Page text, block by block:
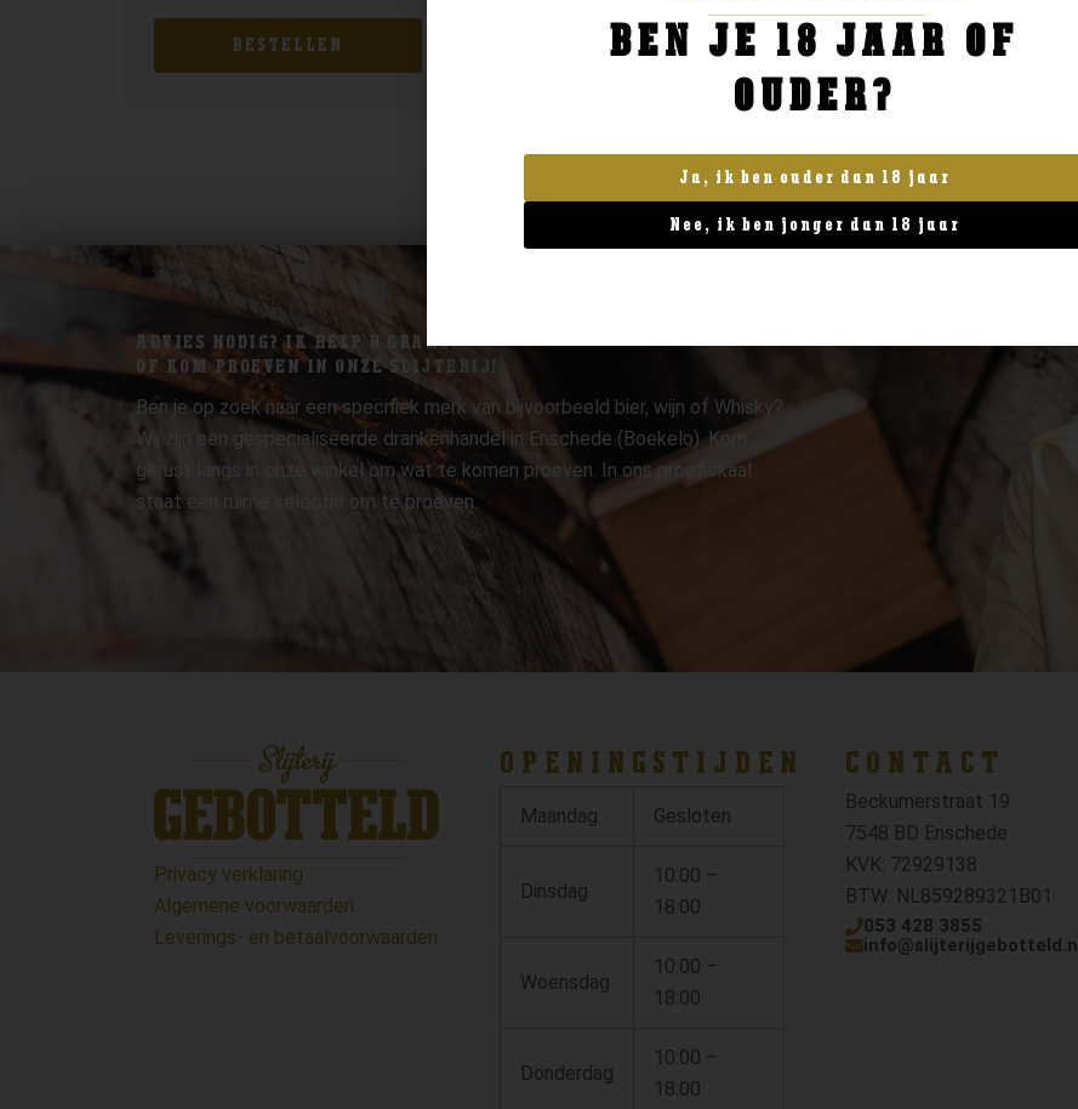
BESTELLEN BESTELLEN BESTELLEN
ADVIES NODIG? IK HELP U GRAAG.
OF KOM PROEVEN IN ONZE SLIJTERIJ!
Ben je op zoek naar een specifiek merk van bijvoorbeeld bier, wijn of Whisky?
Wij zijn een gespecialiseerde drankenhandel in Enschede (Boekelo). Kom
gerust langs in onze winkel om wat te komen proeven. In ons proeflokaal
staat een ruime selectie om te proeven.
Privacy verklaring
Algemene voorwaarden
Leverings- en betaalvoorwaarden
OPENINGSTIJDEN
Maandag Gesloten
Dinsdag
10:00 –
18:00
Woensdag
10:00 –
18:00
Donderdag
10:00 –
18:00
CONTACT
Beckumerstraat 19
7548 BD Enschede
KVK: 72929138
BTW: NL859289321B01
053 428 3855
info@slijterijgebotteld.nl
BEN JE 18 JAAR OF
OUDER?
Ja, ik ben ouder dan 18 jaar
Nee, ik ben jonger dan 18 jaar